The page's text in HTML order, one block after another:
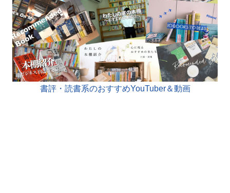
書評・読書系のおすすめYouTuber＆動画